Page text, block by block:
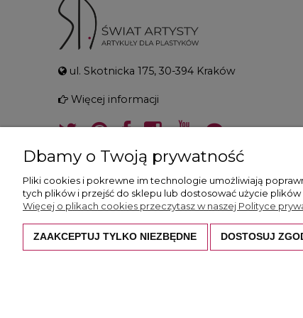
ul. Skotnicka 175, 30-394 Kraków
Więcej informacji
Wszystkie prezentowane zdjęcia i
Dbamy o Twoją prywatność
Pliki cookies i pokrewne im technologie umożliwiają
tych plików i przejść do sklepu lub dostosować użycie
Więcej o plikach cookies przeczytasz w naszej Polityce
ZAAKCEPTUJ TYLKO NIEZBĘDNE DOSTOSUJ